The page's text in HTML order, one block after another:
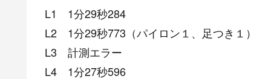
L1 1分29秒284
L2 1分29秒773（パイロン１、足つき１）
L3 計測エラー
L4 1分27秒596